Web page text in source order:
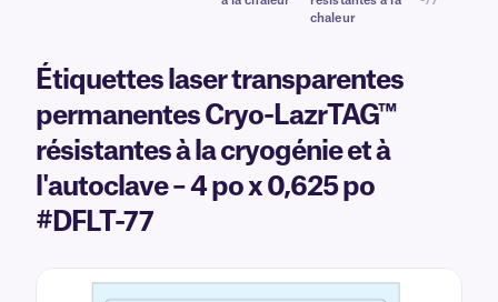
chaleur
Étiquettes laser transparentes
permanentes Cryo-LazrTAG™
résistantes à la cryogénie et à
l'autoclave – 4 po x 0,625 po
#DFLT-77